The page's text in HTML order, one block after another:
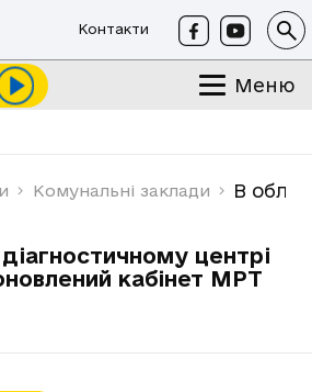
Контакти
Меню
Комунальні заклади В
центрі
кабінет МРТ